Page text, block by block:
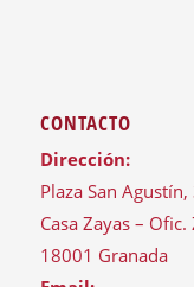
CONTACTO
Dirección:
Plaza San Agustín,
Casa Zayas – Ofic.
18001 Granada